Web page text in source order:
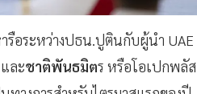
รือระหว่างปธน.ปูตินกับผู้นำ UAE
ละชาติพันธมิตร หรือโอเปกพลัส